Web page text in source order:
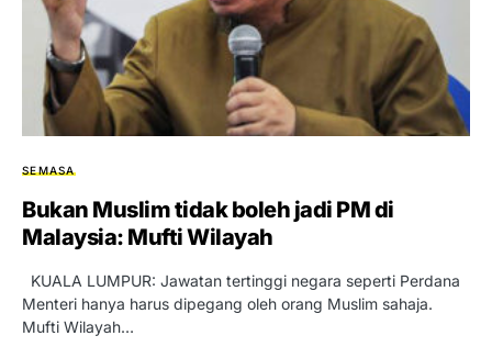
SEMASA
Bukan Muslim tidak boleh jadi PM di
Malaysia: Mufti Wilayah
KUALA LUMPUR: Jawatan tertinggi negara seperti Perdana
Menteri hanya harus dipegang oleh orang Muslim sahaja.
Mufti Wilayah…